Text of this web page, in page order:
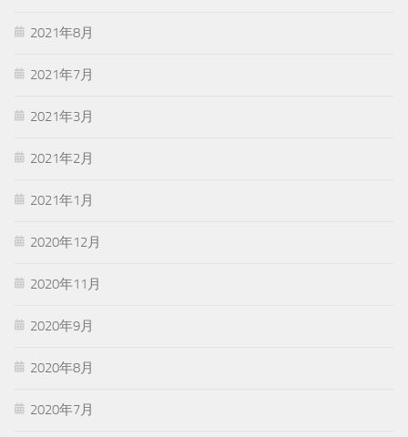
2021年8月
2021年7月
2021年3月
2021年2月
2021年1月
2020年12月
2020年11月
2020年9月
2020年8月
2020年7月